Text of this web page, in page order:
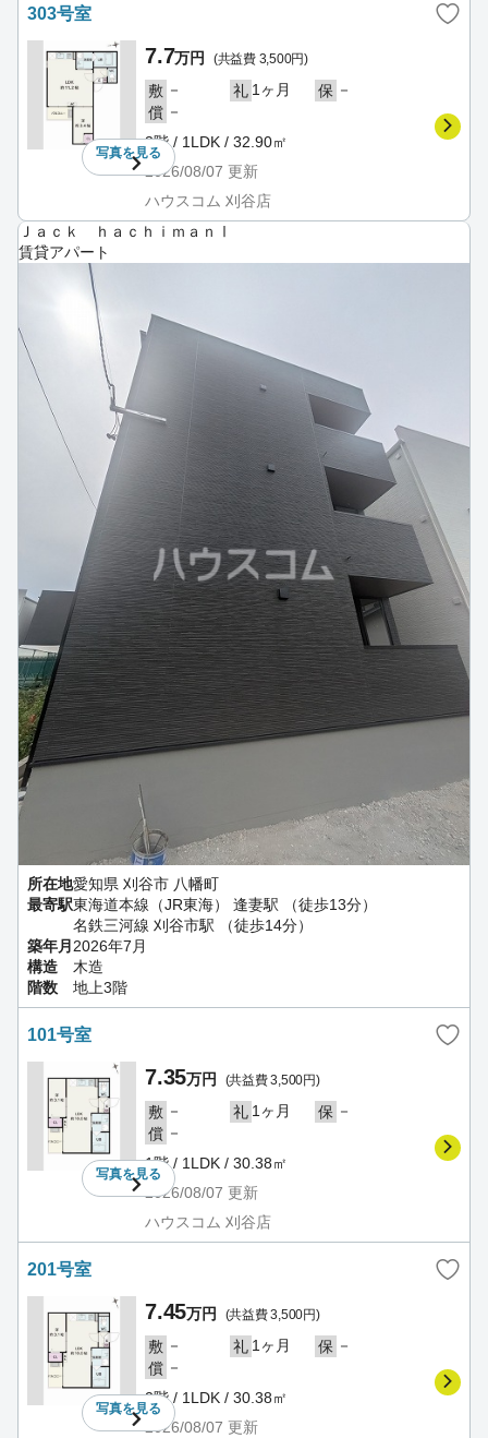
303号室
写真を見る
7.7万円 (共益費 3,500円)
敷 － 礼 1ヶ月 保 －
償 －
3階 / 1LDK / 32.90㎡
2026/08/07 更新
ハウスコム 刈谷店
Ｊａｃｋ ｈａｃｈｉｍａｎⅠ
賃貸アパート
所在地愛知県 刈谷市 八幡町
最寄駅東海道本線（JR東海） 逢妻駅 （徒歩13分）
名鉄三河線 刈谷市駅 （徒歩14分）
築年月 2026年7月
構造
木造
階数
地上3階
101号室
写真を見る
7.35万円 (共益費 3,500円)
敷 － 礼 1ヶ月 保 －
償 －
1階 / 1LDK / 30.38㎡
2026/08/07 更新
ハウスコム 刈谷店
201号室
写真を見る
7.45万円 (共益費 3,500円)
敷 － 礼 1ヶ月 保 －
償 －
2階 / 1LDK / 30.38㎡
2026/08/07 更新